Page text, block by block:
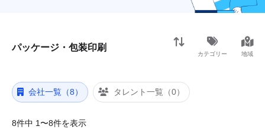
パッケージ・包装印刷
カテゴリー 地域
会社一覧（8） タレント一覧（0）
8件中 1〜8件を表示